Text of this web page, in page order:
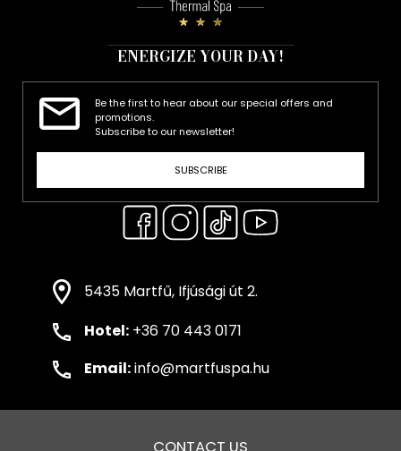
ENERGIZE YOUR DAY!
Be the first to hear about our special offers and
promotions.
Subscribe to our newsletter!
SUBSCRIBE
5435 Martfű, Ifjúsági út 2.
Hotel: +36 70 443 0171
Email:info@martfuspa.hu